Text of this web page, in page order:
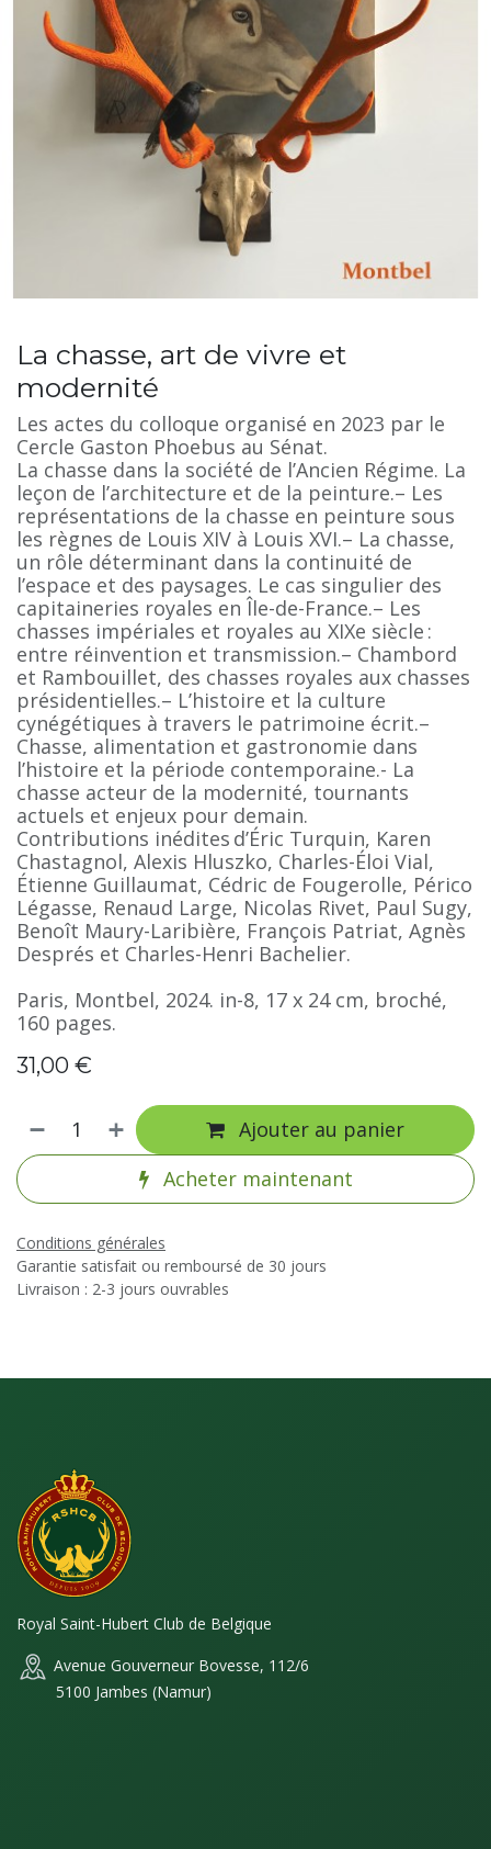
La chasse, art de vivre et
modernité
Les actes du colloque organisé en 2023 par le
Cercle Gaston Phoebus au Sénat.
La chasse dans la société de l’Ancien Régime. La
leçon de l’architecture et de la peinture.– Les
représentations de la chasse en peinture sous
les règnes de Louis XIV à Louis XVI.– La chasse,
un rôle déterminant dans la continuité de
l’espace et des paysages. Le cas singulier des
capitaineries royales en Île-de-France.– Les
chasses impériales et royales au XIXe siècle :
entre réinvention et transmission.– Chambord
et Rambouillet, des chasses royales aux chasses
présidentielles.– L’histoire et la culture
cynégétiques à travers le patrimoine écrit.–
Chasse, alimentation et gastronomie dans
l’histoire et la période contemporaine.- La
chasse acteur de la modernité, tournants
actuels et enjeux pour demain.
Contributions inédites d’Éric Turquin, Karen
Chastagnol, Alexis Hluszko, Charles-Éloi Vial,
Étienne Guillaumat, Cédric de Fougerolle, Périco
Légasse, Renaud Large, Nicolas Rivet, Paul Sugy,
Benoît Maury-Laribière, François Patriat, Agnès
Després et Charles-Henri Bachelier.
Paris, Montbel, 2024. in-8, 17 x 24 cm, broché,
160 pages.
31,00 €
Ajouter au panier
Acheter maintenant
Conditions générales
Garantie satisfait ou remboursé de 30 jours
Livraison : 2-3 jours ouvrables
Royal Saint-Hubert Club de Belgique
Avenue Gouverneur Bovesse, 112/6
5100 Jambes (Namur)